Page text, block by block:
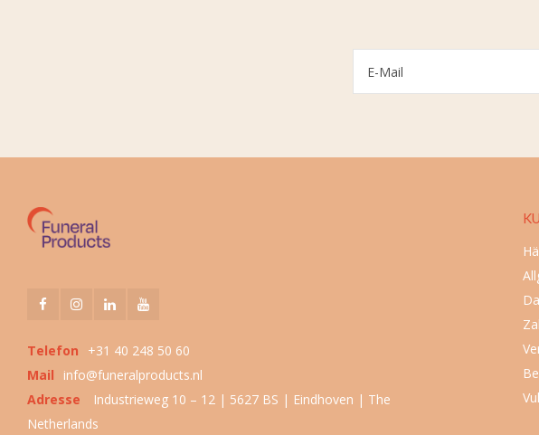
Telefon
+31 40 248 50 60
Mail
info@funeralproducts.nl
Adresse
Industrieweg 10 – 12 | 5627 BS | Eindhoven | The
Netherlands